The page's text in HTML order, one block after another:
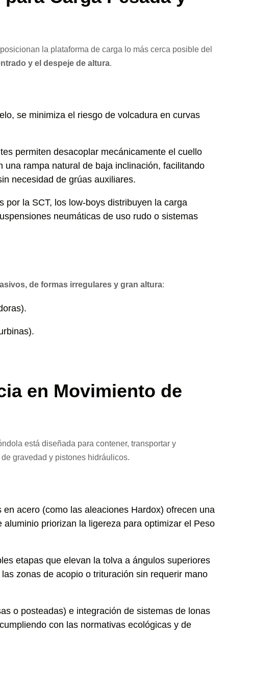
la plataforma de carga lo más cerca posible del
y el despeje de altura.
se minimiza el riesgo de volcadura en curvas
permiten desacoplar mecánicamente el cuello
rampa natural de baja inclinación, facilitando
necesidad de grúas auxiliares.
por la SCT, los low-boys distribuyen la carga
neumáticas de uso rudo o sistemas
de formas irregulares y gran altura:
en Movimiento de
está diseñada para contener, transportar y
gravedad y pistones hidráulicos.
en acero (como las aleaciones Hardox) ofrecen una
priorizan la ligereza para optimizar el Peso
etapas que elevan la tolva a ángulos superiores
zonas de acopio o trituración sin requerir mano
o posteadas) e integración de sistemas de lonas
con las normativas ecológicas y de